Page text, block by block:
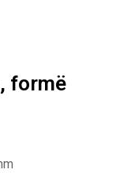
formë